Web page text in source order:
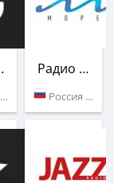
Пляж) Радио Море
Россия (98.9 FM)